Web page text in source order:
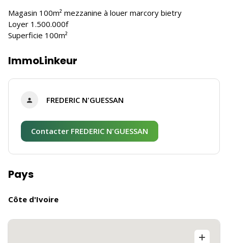
Magasin 100m² mezzanine à louer marcory bietry
Loyer 1.500.000f
Superficie 100m²
ImmoLinkeur
FREDERIC N'GUESSAN
Contacter FREDERIC N'GUESSAN
Pays
Côte d'Ivoire